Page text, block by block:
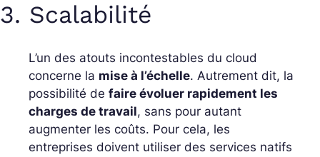
3. Scalabilité
L’un des atouts incontestables du cloud
concerne la mise à l’échelle. Autrement dit, la
possibilité de faire évoluer rapidement les
charges de travail, sans pour autant
augmenter les coûts. Pour cela, les
entreprises doivent utiliser des services natifs